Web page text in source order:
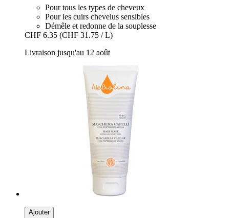
Pour tous les types de cheveux
Pour les cuirs chevelus sensibles
Démêle et redonne de la souplesse
CHF 6.35 (CHF 31.75 / L)
Livraison jusqu'au 12 août
Ajouter